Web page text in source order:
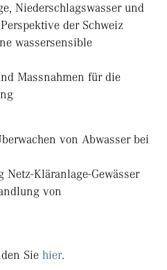
Niederschlagswasser und
der Schweiz
wassersensible
Massnahmen für die
von Abwasser bei
Kläranlage-Gewässer
von
Sie hier.